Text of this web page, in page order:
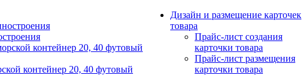
контейнер 20, 40 футовый
Дизайн и размещение карточек
товара
Прайс-лист создания
карточки товара
Прайс-лист размещения
карточки товара